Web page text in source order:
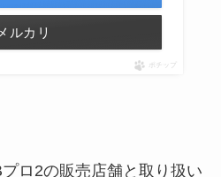
メルカリ
ポチップ
ロ2の販売店舗と取り扱い